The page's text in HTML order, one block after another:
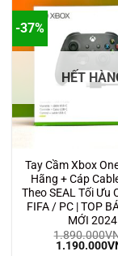
-37%
HẾT
Tay Cầm Xbox
Hãng + Cáp
Theo SEAL Tối Ưu
FIFA / PC | TOP
MỚI 2024
1.890.000
Giá
1.190.000